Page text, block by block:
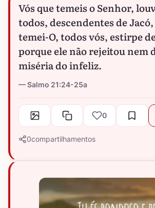
Vós que temeis o Senhor,
todos, descendentes de
temei-O, todos vós, estirpe
porque ele não rejeitou nem
miséria do infeliz.
Salmo 21:24-25a
0
0compartilhamentos